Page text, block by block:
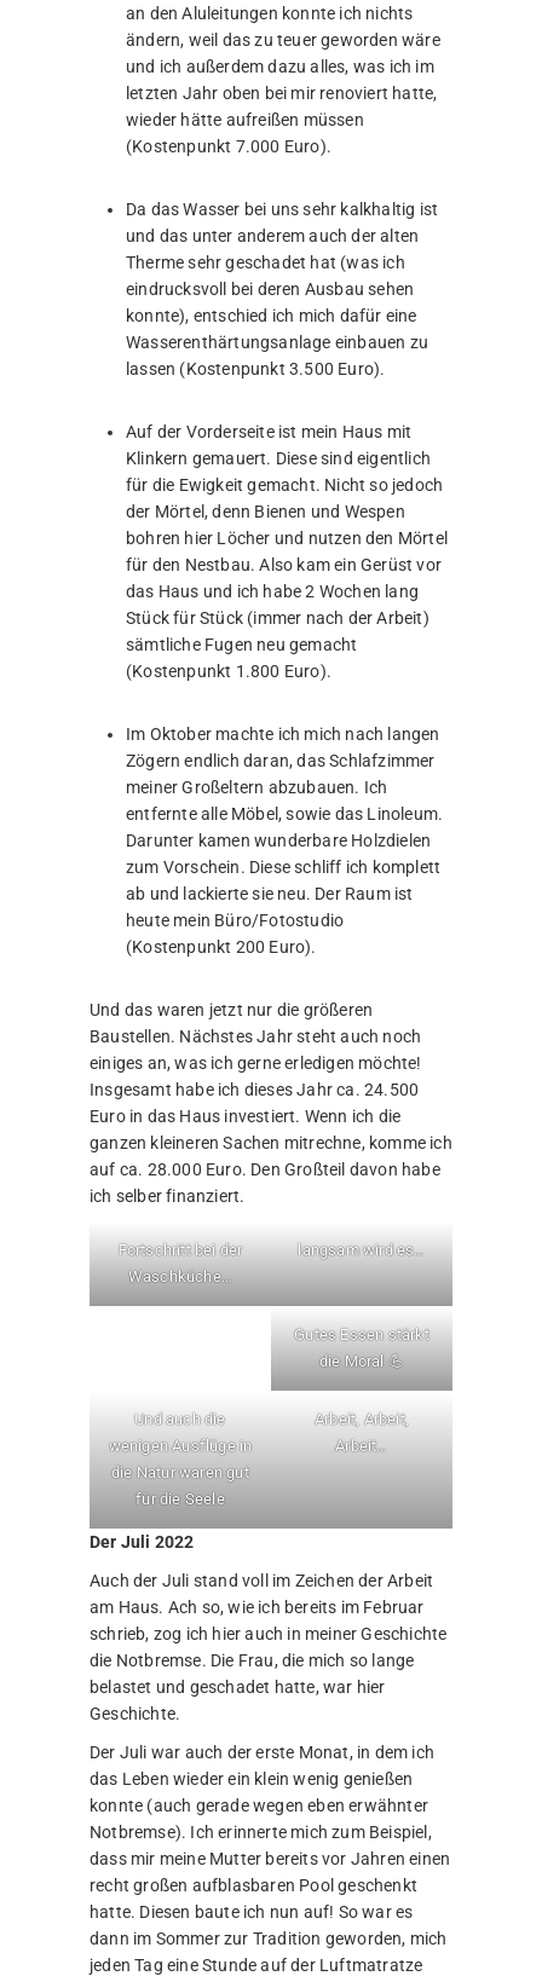
an den Aluleitungen konnte ich nichts
ändern, weil das zu teuer geworden wäre
und ich außerdem dazu alles, was ich im
letzten Jahr oben bei mir renoviert hatte,
wieder hätte aufreißen müssen
(Kostenpunkt 7.000 Euro).
Da das Wasser bei uns sehr kalkhaltig ist
und das unter anderem auch der alten
Therme sehr geschadet hat (was ich
eindrucksvoll bei deren Ausbau sehen
konnte), entschied ich mich dafür eine
Wasserenthärtungsanlage einbauen zu
lassen (Kostenpunkt 3.500 Euro).
Auf der Vorderseite ist mein Haus mit
Klinkern gemauert. Diese sind eigentlich
für die Ewigkeit gemacht. Nicht so jedoch
der Mörtel, denn Bienen und Wespen
bohren hier Löcher und nutzen den Mörtel
für den Nestbau. Also kam ein Gerüst vor
das Haus und ich habe 2 Wochen lang
Stück für Stück (immer nach der Arbeit)
sämtliche Fugen neu gemacht
(Kostenpunkt 1.800 Euro).
Im Oktober machte ich mich nach langen
Zögern endlich daran, das Schlafzimmer
meiner Großeltern abzubauen. Ich
entfernte alle Möbel, sowie das Linoleum.
Darunter kamen wunderbare Holzdielen
zum Vorschein. Diese schliff ich komplett
ab und lackierte sie neu. Der Raum ist
heute mein Büro/Fotostudio
(Kostenpunkt 200 Euro).
Und das waren jetzt nur die größeren
Baustellen. Nächstes Jahr steht auch noch
einiges an, was ich gerne erledigen möchte!
Insgesamt habe ich dieses Jahr ca. 24.500
Euro in das Haus investiert. Wenn ich die
ganzen kleineren Sachen mitrechne, komme ich
auf ca. 28.000 Euro. Den Großteil davon habe
ich selber finanziert.
Fortschritt bei der
Waschküche…
langsam wird es…
Gutes Essen stärkt
die Moral 💪
Und auch die
wenigen Ausflüge in
die Natur waren gut
für die Seele
Arbeit, Arbeit,
Arbeit…
Der Juli 2022
Auch der Juli stand voll im Zeichen der Arbeit
am Haus. Ach so, wie ich bereits im Februar
schrieb, zog ich hier auch in meiner Geschichte
die Notbremse. Die Frau, die mich so lange
belastet und geschadet hatte, war hier
Geschichte.
Der Juli war auch der erste Monat, in dem ich
das Leben wieder ein klein wenig genießen
konnte (auch gerade wegen eben erwähnter
Notbremse). Ich erinnerte mich zum Beispiel,
dass mir meine Mutter bereits vor Jahren einen
recht großen aufblasbaren Pool geschenkt
hatte. Diesen baute ich nun auf! So war es
dann im Sommer zur Tradition geworden, mich
jeden Tag eine Stunde auf der Luftmatratze